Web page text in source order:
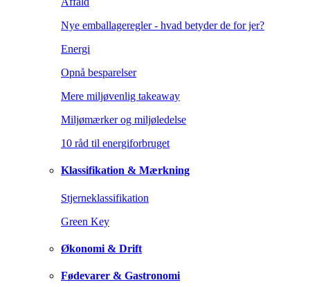
Nye emballageregler - hvad betyder de for jer?
Energi
Opnå besparelser
Mere miljøvenlig takeaway
Miljømærker og miljøledelse
10 råd til energiforbruget
Klassifikation & Mærkning
Stjerneklassifikation
Green Key
Økonomi & Drift
Fødevarer & Gastronomi